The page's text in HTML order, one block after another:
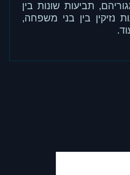
תביעות שונות בין
נזיקין בין בני משפחה,